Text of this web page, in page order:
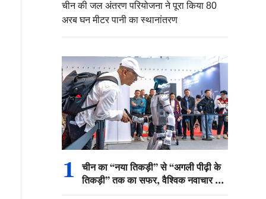
चीन की जल अंतरण परियोजना ने पूरा किया 80
अरब घन मीटर पानी का स्थानांतरण
1
चीन का “नया तिकड़ी” से “अगली पीढ़ी के
तिकड़ी” तक का सफर, वैश्विक नवाचार की
नई कहानी